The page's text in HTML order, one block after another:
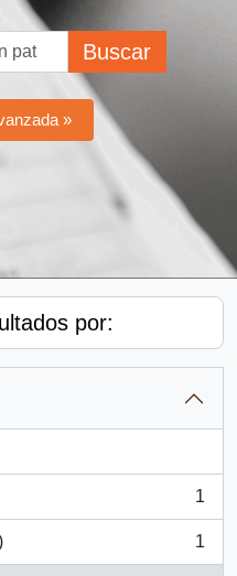
Buscar
»
por:
1
1